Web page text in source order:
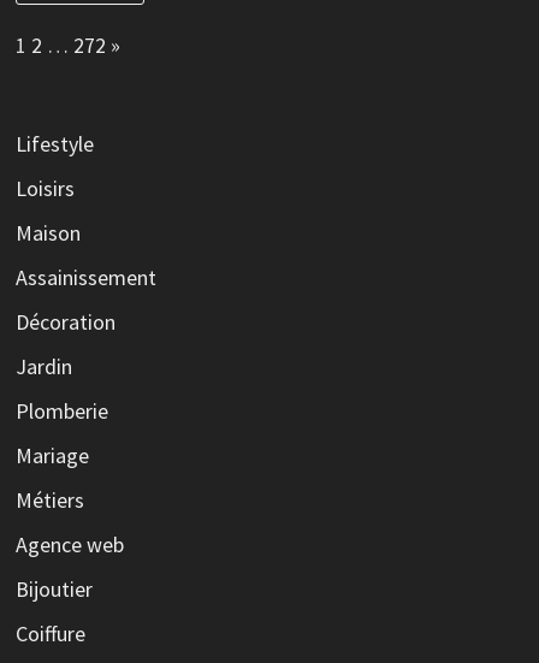
Page:
1 2 … 272 Next
»
Lifestyle
Loisirs
Maison
Assainissement
Décoration
Jardin
Plomberie
Mariage
Métiers
Agence web
Bijoutier
Coiffure